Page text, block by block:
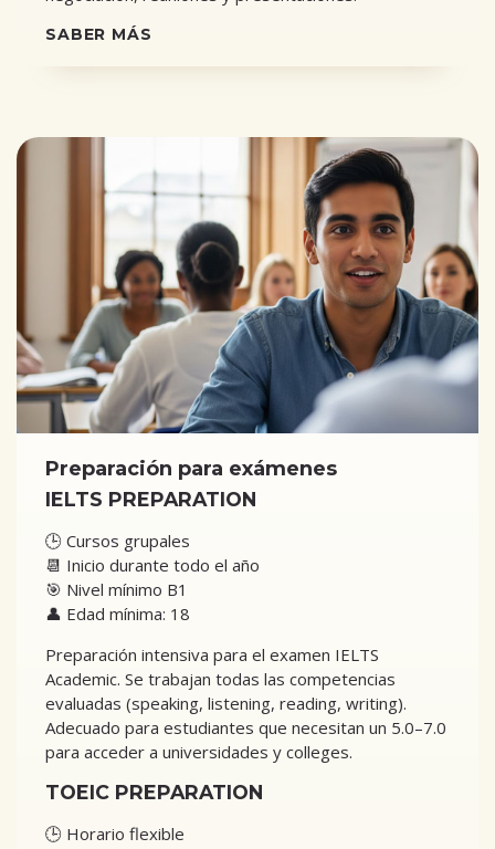
SABER MÁS
Preparación para exámenes
IELTS PREPARATION
🕒 Cursos grupales
📆 Inicio durante todo el año
🎯 Nivel mínimo B1
👤 Edad mínima: 18
Preparación intensiva para el examen IELTS
Academic. Se trabajan todas las competencias
evaluadas (speaking, listening, reading, writing).
Adecuado para estudiantes que necesitan un 5.0–7.0
para acceder a universidades y colleges.
TOEIC PREPARATION
🕒 Horario flexible